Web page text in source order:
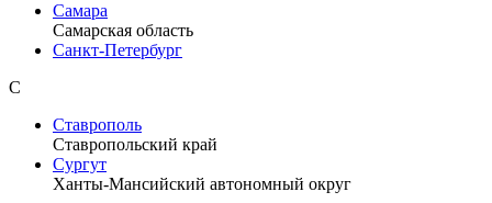
Самара
Самарская область
Санкт-Петербург
С
Ставрополь
Ставропольский край
Сургут
Ханты-Мансийский автономный округ